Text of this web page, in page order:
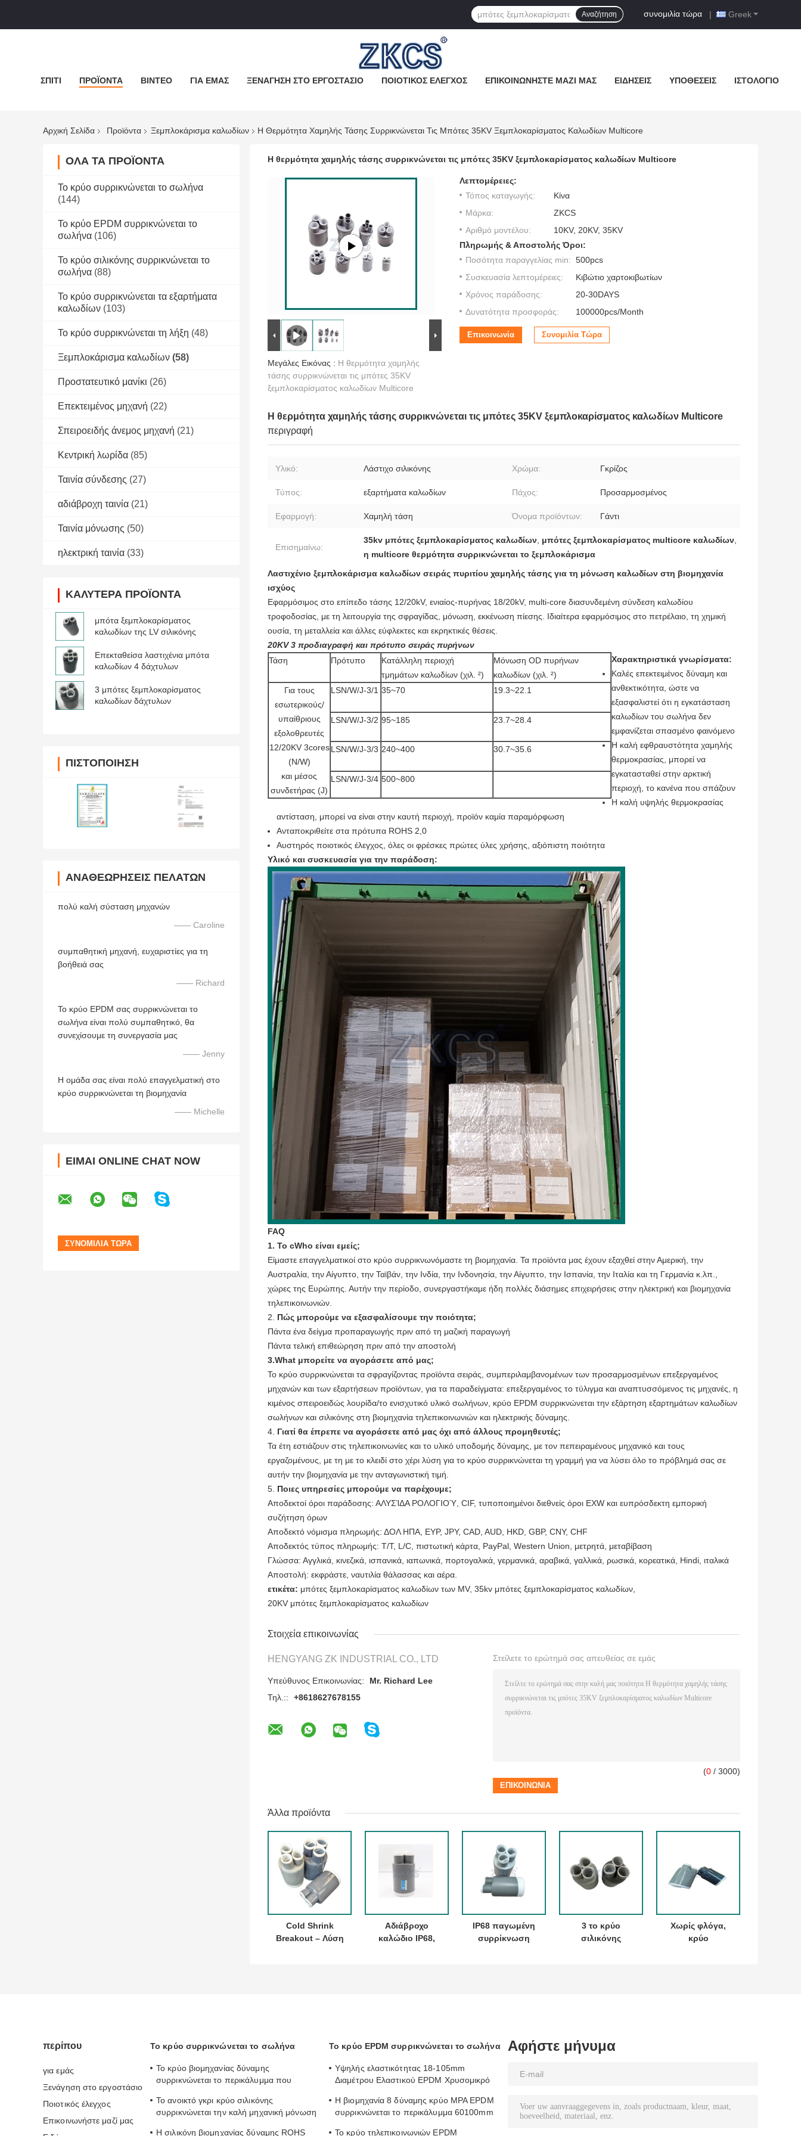
Greek
συνομιλία τώρα |
Αναζήτηση
ΣΠΊΤΙ ΠΡΟΪΌΝΤΑ ΒΊΝΤΕΟ ΓΙΑ ΕΜΆΣ ΞΕΝΆΓΗΣΗ ΣΤΟ ΕΡΓΟΣΤΆΣΙΟ ΠΟΙΟΤΙΚΌΣ ΈΛΕΓΧΟΣ ΕΠΙΚΟΙΝΩΝΉΣΤΕ ΜΑΖΊ ΜΑΣ ΕΙΔΉΣΕΙΣ ΥΠΟΘΈΣΕΙΣ ΙΣΤΟΛΌΓΙΟ
Αρχική Σελίδα Προϊόντα Ξεμπλοκάρισμα καλωδίων Η Θερμότητα Χαμηλής Τάσης Συρρικνώνεται Τις Μπότες 35KV Ξεμπλοκαρίσματος Καλωδίων Multicore
ΌΛΑ ΤΑ ΠΡΟΪΌΝΤΑ
Το κρύο συρρικνώνεται το σωλήνα
(144)
Το κρύο EPDM συρρικνώνεται το
σωλήνα (106)
Το κρύο σιλικόνης συρρικνώνεται το
σωλήνα (88)
Το κρύο συρρικνώνεται τα εξαρτήματα
καλωδίων (103)
Το κρύο συρρικνώνεται τη λήξη (48)
Ξεμπλοκάρισμα καλωδίων (58)
Προστατευτικό μανίκι (26)
Επεκτειμένος μηχανή (22)
Σπειροειδής άνεμος μηχανή (21)
Κεντρική λωρίδα (85)
Ταινία σύνδεσης (27)
αδιάβροχη ταινία (21)
Ταινία μόνωσης (50)
ηλεκτρική ταινία (33)
ΚΑΛΎΤΕΡΑ ΠΡΟΪΌΝΤΑ
μπότα ξεμπλοκαρίσματος
καλωδίων της LV σιλικόνης
Επεκταθείσα λαστιχένια μπότα
καλωδίων 4 δάχτυλων
3 μπότες ξεμπλοκαρίσματος
καλωδίων δάχτυλων
ΠΙΣΤΟΠΟΊΗΣΗ
ΑΝΑΘΕΩΡΉΣΕΙΣ ΠΕΛΑΤΏΝ
πολύ καλή σύσταση μηχανών
—— Caroline
συμπαθητική μηχανή, ευχαριστίες για τη
βοήθειά σας
—— Richard
Το κρύο EPDM σας συρρικνώνεται το
σωλήνα είναι πολύ συμπαθητικό, θα
συνεχίσουμε τη συνεργασία μας
—— Jenny
Η ομάδα σας είναι πολύ επαγγελματική στο
κρύο συρρικνώνεται τη βιομηχανία
—— Michelle
ΕΊΜΑΙ ONLINE CHAT NOW
Η θερμότητα χαμηλής τάσης συρρικνώνεται τις μπότες 35KV ξεμπλοκαρίσματος καλωδίων Multicore
Μεγάλες Εικόνας : Η θερμότητα χαμηλής
τάσης συρρικνώνεται τις μπότες 35KV
ξεμπλοκαρίσματος καλωδίων Multicore
Λεπτομέρειες:
Τόπος καταγωγής:
Κίνα
Μάρκα:
ZKCS
Αριθμό μοντέλου:
10KV, 20KV, 35KV
Πληρωμής & Αποστολής Όροι:
Ποσότητα παραγγελίας min: 500pcs
Συσκευασία λεπτομέρειες:
Κιβώτιο χαρτοκιβωτίων
Χρόνος παράδοσης:
20-30DAYS
Δυνατότητα προσφοράς:
100000pcs/Month
Επικοινωνία Συνομιλία Τώρα
Η θερμότητα χαμηλής τάσης συρρικνώνεται τις μπότες 35KV ξεμπλοκαρίσματος καλωδίων Multicore
περιγραφή
Υλικό: Λάστιχο σιλικόνης Χρώμα: Γκρίζος
Τύπος: εξαρτήματα καλωδίων Πάχος: Προσαρμοσμένος
Εφαρμογή: Χαμηλή τάση Όνομα προϊόντων: Γάντι
Επισημαίνω:
35kv μπότες ξεμπλοκαρίσματος καλωδίων, μπότες ξεμπλοκαρίσματος multicore καλωδίων,
η multicore θερμότητα συρρικνώνεται το ξεμπλοκάρισμα
Λαστιχένιο ξεμπλοκάρισμα καλωδίων σειράς πυριτίου χαμηλής τάσης για τη μόνωση καλωδίων στη βιομηχανία
ισχύος
Εφαρμόσιμος στο επίπεδο τάσης 12/20kV, ενιαίος-πυρήνας 18/20kV, multi-core διασυνδεμένη σύνδεση καλωδίου
τροφοδοσίας, με τη λειτουργία της σφραγίδας, μόνωση, εκκένωση πίεσης. Ιδιαίτερα εφαρμόσιμος στο πετρέλαιο, τη χημική
ουσία, τη μεταλλεία και άλλες εύφλεκτες και εκρηκτικές θέσεις.
20KV 3 προδιαγραφή και πρότυπο σειράς πυρήνων
Τάση
Πρότυπο
Κατάλληλη περιοχή
τμημάτων καλωδίων (χιλ. ²)
Μόνωση OD πυρήνων
καλωδίων (χιλ. ²)
Για τους
εσωτερικούς/
υπαίθριους
εξολοθρευτές
12/20KV 3cores
(N/W)
και μέσος
συνδετήρας (J)
LSN/W/J-3/1 35~70 19.3~22.1
LSN/W/J-3/2 95~185 23.7~28.4
LSN/W/J-3/3 240~400 30.7~35.6
LSN/W/J-3/4 500~800
Χαρακτηριστικά γνωρίσματα:
Καλές επεκτειμένος δύναμη και
ανθεκτικότητα, ώστε να
εξασφαλιστεί ότι η εγκατάσταση
καλωδίων του σωλήνα δεν
εμφανίζεται σπασμένο φαινόμενο
Η καλή εφθραυστότητα χαμηλής
θερμοκρασίας, μπορεί να
εγκατασταθεί στην αρκτική
περιοχή, το κανένα που σπάζουν
Η καλή υψηλής θερμοκρασίας
αντίσταση, μπορεί να είναι στην καυτή περιοχή, προϊόν καμία παραμόρφωση
Ανταποκριθείτε στα πρότυπα ROHS 2,0
Αυστηρός ποιοτικός έλεγχος, όλες οι φρέσκες πρώτες ύλες χρήσης, αξιόπιστη ποιότητα
Υλικό και συσκευασία για την παράδοση:
FAQ
1. Το cWho είναι εμείς;
Είμαστε επαγγελματικοί στο κρύο συρρικνωνόμαστε τη βιομηχανία. Τα προϊόντα μας έχουν εξαχθεί στην Αμερική, την
Αυστραλία, την Αίγυπτο, την Ταϊβάν, την Ινδία, την Ινδονησία, την Αίγυπτο, την Ισπανία, την Ιταλία και τη Γερμανία κ.λπ.,
χώρες της Ευρώπης. Αυτήν την περίοδο, συνεργαστήκαμε ήδη πολλές διάσημες επιχειρήσεις στην ηλεκτρική και βιομηχανία
τηλεπικοινωνιών.
2. Πώς μπορούμε να εξασφαλίσουμε την ποιότητα;
Πάντα ένα δείγμα προπαραγωγής πριν από τη μαζική παραγωγή
Πάντα τελική επιθεώρηση πριν από την αποστολή
3.What μπορείτε να αγοράσετε από μας;
Το κρύο συρρικνώνεται τα σφραγίζοντας προϊόντα σειράς, συμπεριλαμβανομένων των προσαρμοσμένων επεξεργαμένος
μηχανών και των εξαρτήσεων προϊόντων, για τα παραδείγματα: επεξεργαμένος το τύλιγμα και αναπτυσσόμενος τις μηχανές, η
κιμένος σπειροειδώς λουρίδα/το ενισχυτικό υλικό σωλήνων, κρύο EPDM συρρικνώνεται την εξάρτηση εξαρτημάτων καλωδίων
σωλήνων και σιλικόνης στη βιομηχανία τηλεπικοινωνιών και ηλεκτρικής δύναμης.
4. Γιατί θα έπρεπε να αγοράσετε από μας όχι από άλλους προμηθευτές;
Τα έτη εστιάζουν στις τηλεπικοινωνίες και το υλικό υποδομής δύναμης, με τον πεπειραμένους μηχανικό και τους
εργαζομένους, με τη με το κλειδί στο χέρι λύση για το κρύο συρρικνώνεται τη γραμμή για να λύσει όλο το πρόβλημά σας σε
αυτήν την βιομηχανία με την ανταγωνιστική τιμή.
5. Ποιες υπηρεσίες μπορούμε να παρέχουμε;
Αποδεκτοί όροι παράδοσης: ΑΛΥΣΊΔΑ ΡΟΛΟΓΙΟΎ, CIF, τυποποιημένοι διεθνείς όροι EXW και ευπρόσδεκτη εμπορική
συζήτηση όρων
Αποδεκτό νόμισμα πληρωμής: ΔΟΛ ΗΠΑ, ΕΥΡ, JPY, CAD, AUD, HKD, GBP, CNY, CHF
Αποδεκτός τύπος πληρωμής: T/T, L/C, πιστωτική κάρτα, PayPal, Western Union, μετρητά, μεταβίβαση
Γλώσσα: Αγγλικά, κινεζικά, ισπανικά, ιαπωνικά, πορτογαλικά, γερμανικά, αραβικά, γαλλικά, ρωσικά, κορεατικά, Hindi, ιταλικά
Αποστολή: εκφράστε, ναυτιλία θάλασσας και αέρα.
ετικέτα: μπότες ξεμπλοκαρίσματος καλωδίων των MV, 35kv μπότες ξεμπλοκαρίσματος καλωδίων,
20KV μπότες ξεμπλοκαρίσματος καλωδίων
Στοιχεία επικοινωνίας
HENGYANG ZK INDUSTRIAL CO., LTD
Υπεύθυνος Επικοινωνίας:
Mr. Richard Lee
Τηλ.::
+8618627678155
Στείλετε το ερώτημά σας απευθείας σε εμάς
(0 / 3000)
Άλλα προϊόντα
Cold Shrink
Breakout – Λύση
Αδιάβροχο
καλώδιο IP68,
IP68 παγωμένη
συρρίκνωση
3 το κρύο
σιλικόνης
Χωρίς φλόγα,
κρύο
περίπου
για εμάς
Ξενάγηση στο εργοστάσιο
Ποιοτικός έλεγχος
Επικοινωνήστε μαζί μας
Το κρύο συρρικνώνεται το σωλήνα
Το κρύο βιομηχανίας δύναμης
συρρικνώνεται το περικάλυμμα που
σωλήνωση
Το ανοικτό γκρι κρύο σιλικόνης
συρρικνώνεται την καλή μηχανική μόνωση
Η σιλικόνη βιομηχανίας δύναμης ROHS
Το κρύο EPDM συρρικνώνεται το σωλήνα
Υψηλής ελαστικότητας 18-105mm
Διαμέτρου Ελαστικού EPDM Χρυσομικρό
Η βιομηχανία 8 δύναμης κρύο MPA EPDM
συρρικνώνεται το περικάλυμμα 60100mm
Το κρύο τηλεπικοινωνιών EPDM
Αφήστε μήνυμα